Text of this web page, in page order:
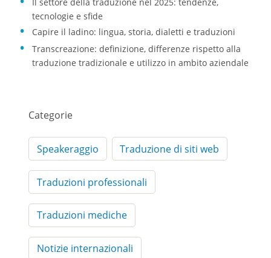
Il settore della traduzione nel 2025: tendenze,
tecnologie e sfide
Capire il ladino: lingua, storia, dialetti e traduzioni
Transcreazione: definizione, differenze rispetto alla
traduzione tradizionale e utilizzo in ambito aziendale
Categorie
Speakeraggio Traduzione di siti web
Traduzioni professionali
Traduzioni mediche
Notizie internazionali